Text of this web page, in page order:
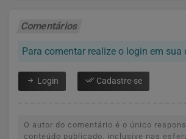
Comentários
Para comentar realize o login em sua
Login Cadastre-se
O autor do comentário é o único
conteúdo publicado, inclusive nas